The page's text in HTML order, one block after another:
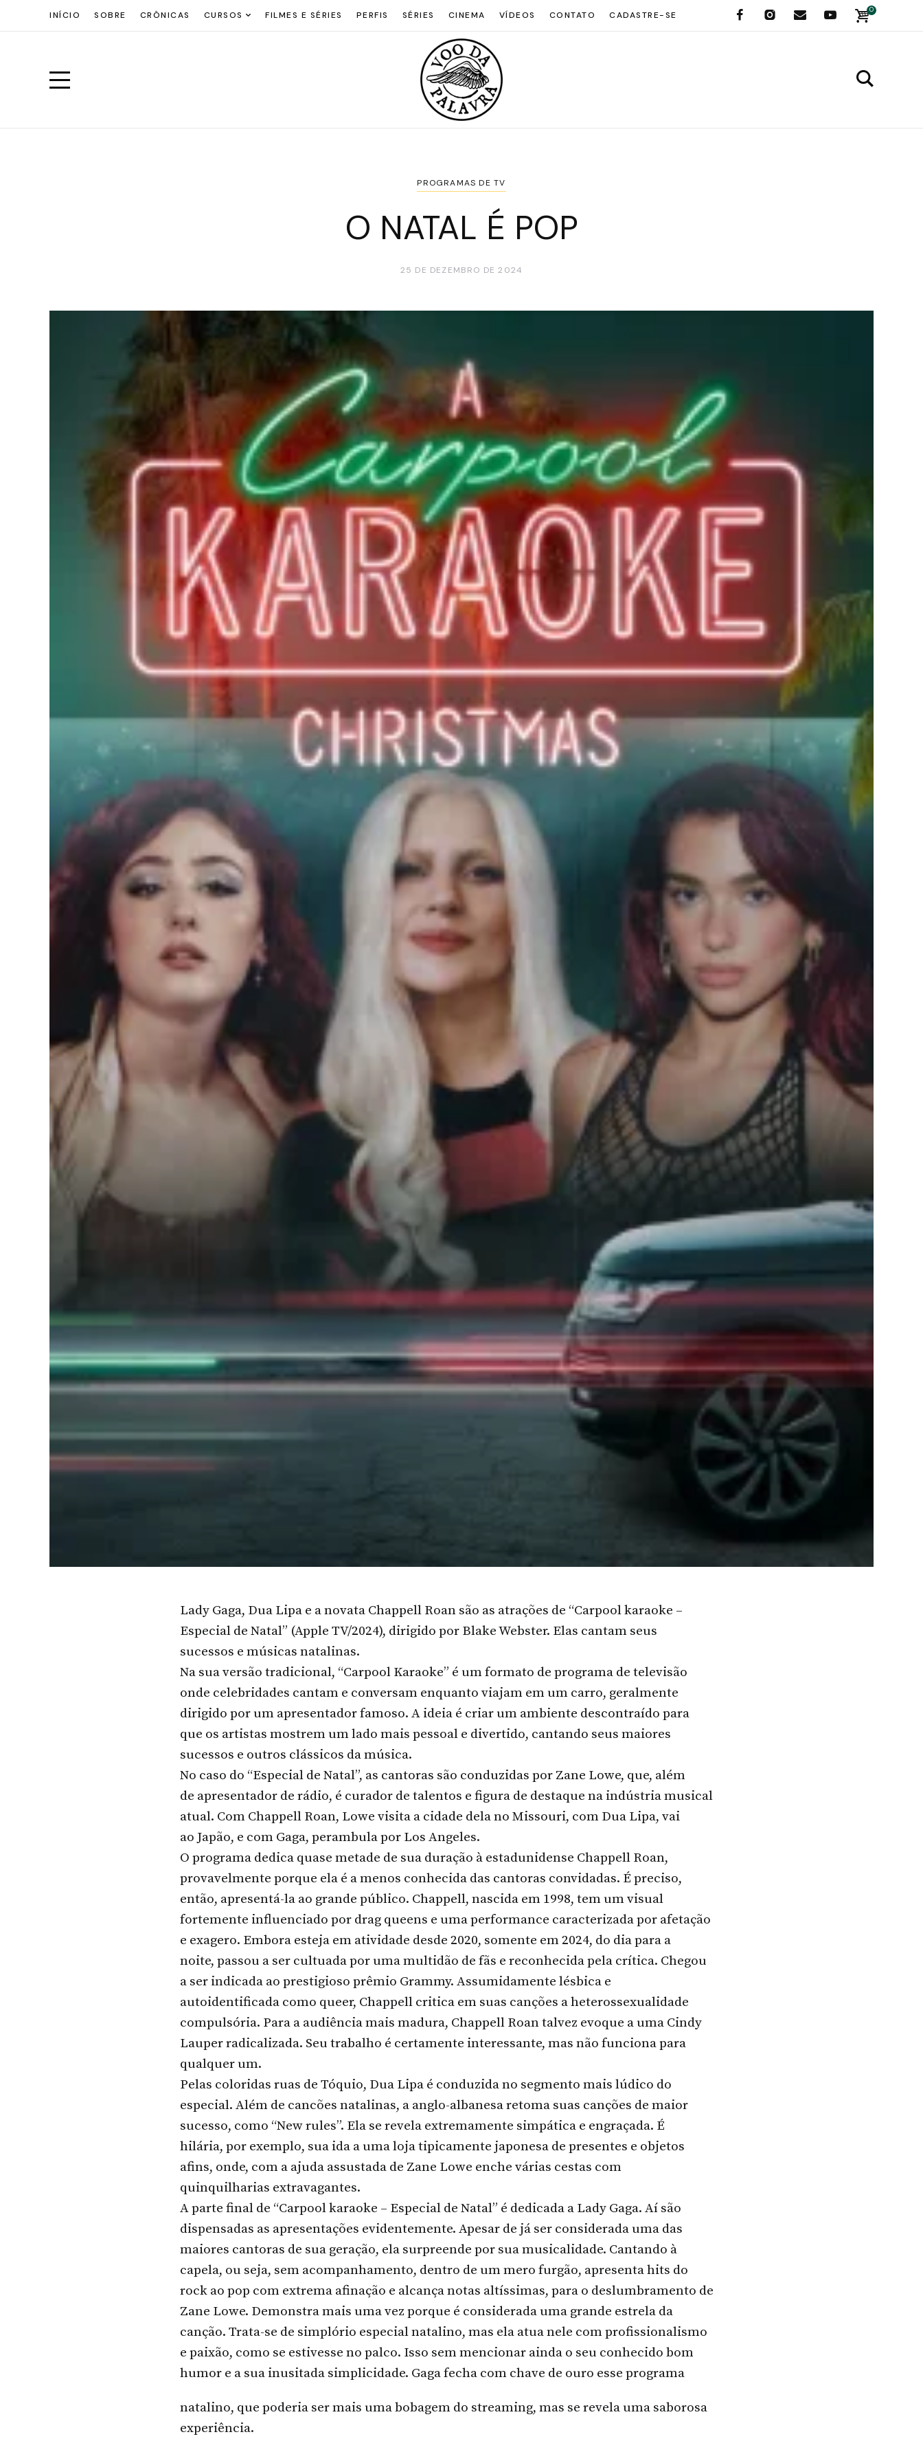
INÍCIO SOBRE CRÔNICAS CURSOS FILMES E SÉRIES PERFIS SÉRIES CINEMA VÍDEOS CONTATO CADASTRE-SE 0
PROGRAMAS DE TV
O NATAL É POP
25 DE DEZEMBRO DE 2024
Lady Gaga, Dua Lipa e a novata Chappell Roan são as atrações de “Carpool karaoke –
Especial de Natal” (Apple TV/2024), dirigido por Blake Webster. Elas cantam seus
sucessos e músicas natalinas.
Na sua versão tradicional, “Carpool Karaoke” é um formato de programa de televisão
onde celebridades cantam e conversam enquanto viajam em um carro, geralmente
dirigido por um apresentador famoso. A ideia é criar um ambiente descontraído para
que os artistas mostrem um lado mais pessoal e divertido, cantando seus maiores
sucessos e outros clássicos da música.
No caso do “Especial de Natal”, as cantoras são conduzidas por Zane Lowe, que, além
de apresentador de rádio, é curador de talentos e figura de destaque na indústria musical
atual. Com Chappell Roan, Lowe visita a cidade dela no Missouri, com Dua Lipa, vai
ao Japão, e com Gaga, perambula por Los Angeles.
O programa dedica quase metade de sua duração à estadunidense Chappell Roan,
provavelmente porque ela é a menos conhecida das cantoras convidadas. É preciso,
então, apresentá-la ao grande público. Chappell, nascida em 1998, tem um visual
fortemente influenciado por drag queens e uma performance caracterizada por afetação
e exagero. Embora esteja em atividade desde 2020, somente em 2024, do dia para a
noite, passou a ser cultuada por uma multidão de fãs e reconhecida pela crítica. Chegou
a ser indicada ao prestigioso prêmio Grammy. Assumidamente lésbica e
autoidentificada como queer, Chappell critica em suas canções a heterossexualidade
compulsória. Para a audiência mais madura, Chappell Roan talvez evoque a uma Cindy
Lauper radicalizada. Seu trabalho é certamente interessante, mas não funciona para
qualquer um.
Pelas coloridas ruas de Tóquio, Dua Lipa é conduzida no segmento mais lúdico do
especial. Além de cancões natalinas, a anglo-albanesa retoma suas canções de maior
sucesso, como “New rules”. Ela se revela extremamente simpática e engraçada. É
hilária, por exemplo, sua ida a uma loja tipicamente japonesa de presentes e objetos
afins, onde, com a ajuda assustada de Zane Lowe enche várias cestas com
quinquilharias extravagantes.
A parte final de “Carpool karaoke – Especial de Natal” é dedicada a Lady Gaga. Aí são
dispensadas as apresentações evidentemente. Apesar de já ser considerada uma das
maiores cantoras de sua geração, ela surpreende por sua musicalidade. Cantando à
capela, ou seja, sem acompanhamento, dentro de um mero furgão, apresenta hits do
rock ao pop com extrema afinação e alcança notas altíssimas, para o deslumbramento de
Zane Lowe. Demonstra mais uma vez porque é considerada uma grande estrela da
canção. Trata-se de simplório especial natalino, mas ela atua nele com profissionalismo
e paixão, como se estivesse no palco. Isso sem mencionar ainda o seu conhecido bom
humor e a sua inusitada simplicidade. Gaga fecha com chave de ouro esse programa
natalino, que poderia ser mais uma bobagem do streaming, mas se revela uma saborosa
experiência.